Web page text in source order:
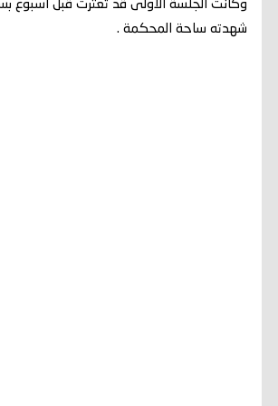
وكانت الجلسة الاولى قد تعثرت قبل اسبوع
شهدته ساحة المحكمة .